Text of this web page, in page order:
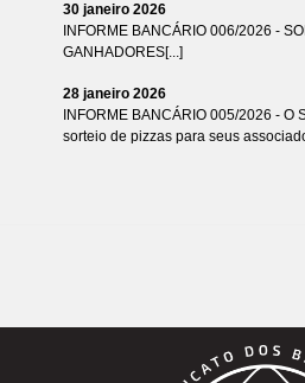
30 janeiro 2026
INFORME BANCÁRIO 006/2026 -
GANHADORES[...]
28 janeiro 2026
INFORME BANCÁRIO 005/2026 - O
sorteio de pizzas para seus